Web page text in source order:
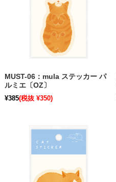
MUST-06：mula ステッカー パ
ルミエ〔OZ〕
¥385(税抜 ¥350)